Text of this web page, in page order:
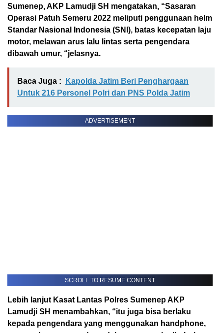
Sumenep, AKP Lamudji SH mengatakan, “Sasaran
Operasi Patuh Semeru 2022 meliputi penggunaan helm
Standar Nasional Indonesia (SNI), batas kecepatan laju
motor, melawan arus lalu lintas serta pengendara
dibawah umur, “jelasnya.
Baca Juga :
Kapolda Jatim Beri Penghargaan
Untuk 216 Personel Polri dan PNS Polda Jatim
ADVERTISEMENT
SCROLL TO RESUME CONTENT
Lebih lanjut Kasat Lantas Polres Sumenep AKP
Lamudji SH menambahkan, “itu juga bisa berlaku
kepada pengendara yang menggunakan handphone,